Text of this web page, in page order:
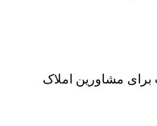
مشاورین املاک